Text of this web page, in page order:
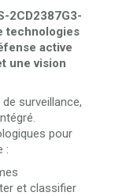
2CD2387G3-
technologies
active
une vision
surveillance,
pour
:
et classifier